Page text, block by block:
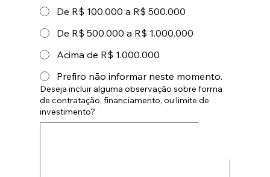
De R$ 100.000 a R$ 500.000
De R$ 500.000 a R$ 1.000.000
Acima de R$ 1.000.000
Prefiro não informar neste momento.
Deseja incluir alguma observação sobre forma
de contratação, financiamento, ou limite de
investimento?